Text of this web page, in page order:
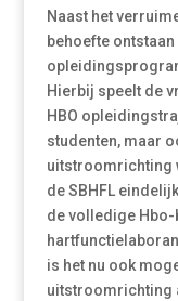
Naast het
behoefte
Hierbij speelt de
HBO
studenten, maar
uitstroomrichting
de SBHFL
de volledige
is het nu ook
uitstroomrichting